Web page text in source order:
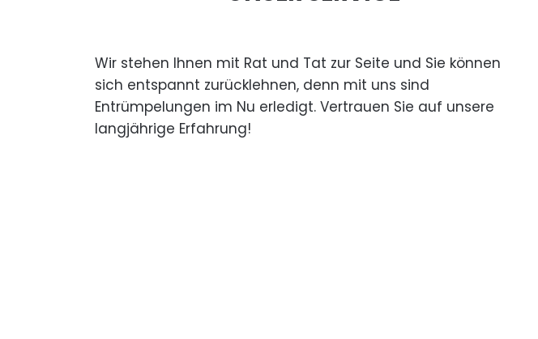
Wir stehen Ihnen mit Rat und Tat zur Seite und Sie können
sich entspannt zurücklehnen, denn mit uns sind
Entrümpelungen im Nu erledigt. Vertrauen Sie auf unsere
langjährige Erfahrung!